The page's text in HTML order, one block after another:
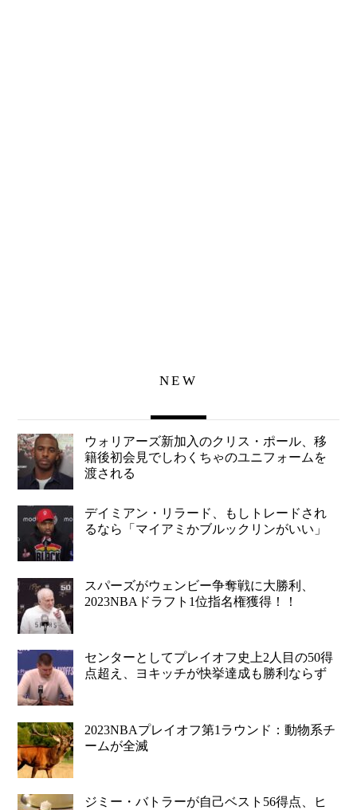
NEW
ウォリアーズ新加入のクリス・ポール、移
籍後初会見でしわくちゃのユニフォームを
渡される
デイミアン・リラード、もしトレードされ
るなら「マイアミかブルックリンがいい」
スパーズがウェンビー争奪戦に大勝利、
2023NBAドラフト1位指名権獲得！！
センターとしてプレイオフ史上2人目の50得
点超え、ヨキッチが快挙達成も勝利ならず
2023NBAプレイオフ第1ラウンド：動物系チ
ームが全滅
ジミー・バトラーが自己ベスト56得点、ヒ